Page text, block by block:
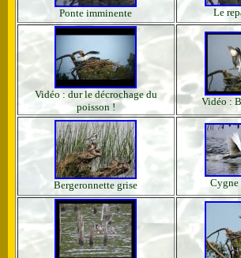
Ponte imminente Le
Vidéo : dur le décrochage du
poisson !
Vidéo :
Bergeronnette grise Cygne